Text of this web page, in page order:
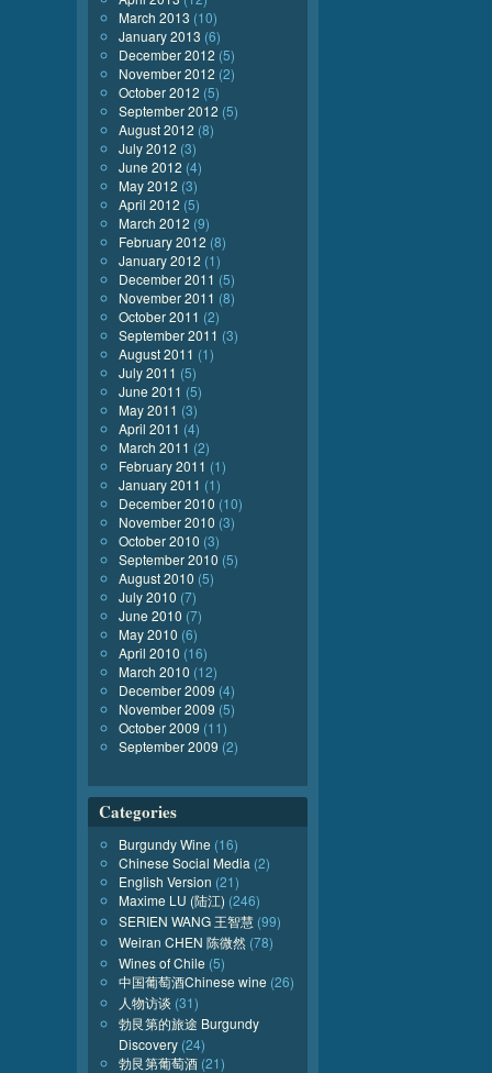
March 2013 (10)
January 2013 (6)
December 2012 (5)
November 2012 (2)
October 2012 (5)
September 2012 (5)
August 2012 (8)
July 2012 (3)
June 2012 (4)
May 2012 (3)
April 2012 (5)
March 2012 (9)
February 2012 (8)
January 2012 (1)
December 2011 (5)
November 2011 (8)
October 2011 (2)
September 2011 (3)
August 2011 (1)
July 2011 (5)
June 2011 (5)
May 2011 (3)
April 2011 (4)
March 2011 (2)
February 2011 (1)
January 2011 (1)
December 2010 (10)
November 2010 (3)
October 2010 (3)
September 2010 (5)
August 2010 (5)
July 2010 (7)
June 2010 (7)
May 2010 (6)
April 2010 (16)
March 2010 (12)
December 2009 (4)
November 2009 (5)
October 2009 (11)
September 2009 (2)
Categories
Burgundy Wine (16)
Chinese Social Media (2)
English Version (21)
Maxime LU (陆江) (246)
SERIEN WANG 王智慧 (99)
Weiran CHEN 陈微然 (78)
Wines of Chile (5)
中国葡萄酒Chinese wine (26)
人物访谈 (31)
勃艮第的旅途 Burgundy
Discovery (24)
勃艮第葡萄酒 (21)